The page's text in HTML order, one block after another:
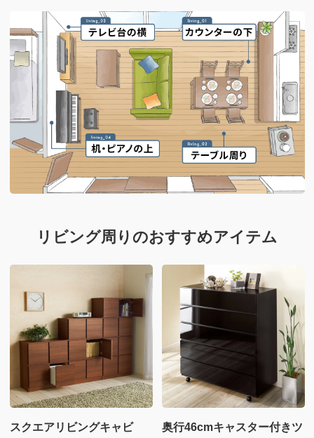
リビング周りのおすすめアイテム
スクエアリビングキャビ
奥行46cmキャスター付きツ